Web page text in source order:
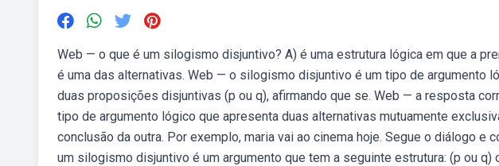
Web — o que é um silogismo disjuntivo? A) é uma estrutura lógica em que a
é uma das alternativas. Web — o silogismo disjuntivo é um tipo de argumento
duas proposições disjuntivas (p ou q), afirmando que se. Web — a resposta
tipo de argumento lógico que apresenta duas alternativas mutuamente
conclusão da outra. Por exemplo, maria vai ao cinema hoje. Segue o diálogo
um silogismo disjuntivo é um argumento que tem a seguinte estrutura: (p ou q)